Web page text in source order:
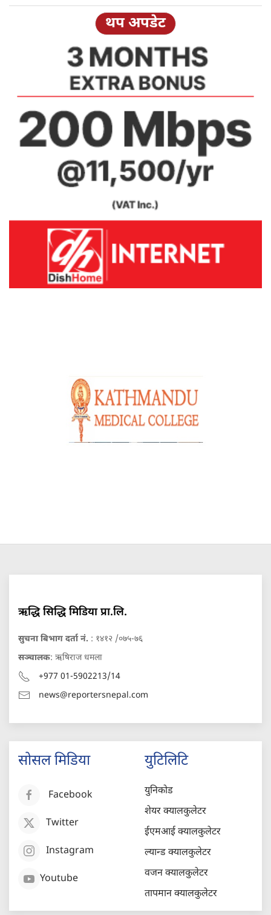
थप अपडेट
ऋद्धि सिद्धि मिडिया प्रा.लि.
सुचना बिभाग दर्ता नं. : १४१२ /०७५-७६
सञ्चालक: ऋषिराज धमला
+977 01-5902213/14
news@reportersnepal.com
सोसल मिडिया
Facebook
Twitter
Instagram
Youtube
युटिलिटि
युनिकोड
शेयर क्यालकुलेटर
ईएमआई क्यालकुलेटर
ल्यान्ड क्यालकुलेटर
वजन क्यालकुलेटर
तापमान क्यालकुलेटर